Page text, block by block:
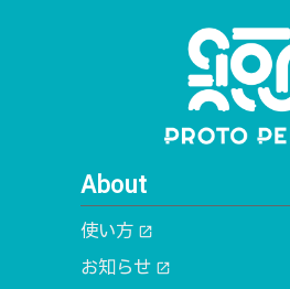
About
使い方 open_in_new
お知らせ open_in_new